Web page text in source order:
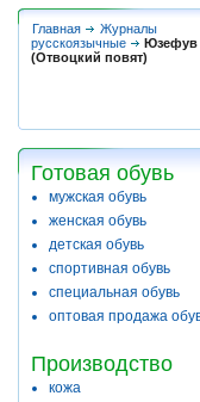
Главная
Журналы
русскоязычные
Юзефув
(Отвоцкий повят)
Готовая обувь
мужская обувь
женская обувь
детская обувь
спортивная обувь
специальная обувь
оптовая продажа
Производство
кожа